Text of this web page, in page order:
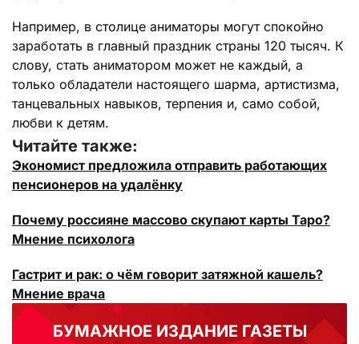
Например, в столице аниматоры могут спокойно
заработать в главный праздник страны 120 тысяч. К
слову, стать аниматором может не каждый, а
только обладатели настоящего шарма, артистизма,
танцевальных навыков, терпения и, само собой,
любви к детям.
Читайте также:
Экономист предложила отправить работающих
пенсионеров на удалёнку
Почему россияне массово скупают карты Таро?
Мнение психолога
Гастрит и рак: о чём говорит затяжной кашель?
Мнение врача
БУМАЖНОЕ ИЗДАНИЕ ГАЗЕТЫ